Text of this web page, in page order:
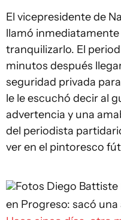
El vicepresidente de
llamó
tranquilizarlo. El
minutos después
seguridad privada
le le escuchó decir al
advertencia y una
del periodista
ver en el pintoresco
Fotos Diego Battiste
en Progreso: sacó una